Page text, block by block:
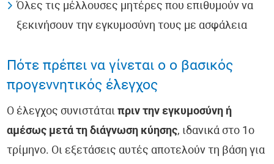
Όλες τις μέλλουσες μητέρες που επιθυμούν να
ξεκινήσουν την εγκυμοσύνη τους με ασφάλεια
Πότε πρέπει να γίνεται ο ο βασικός
προγεννητικός έλεγχος
Ο έλεγχος συνιστάταιπριν την εγκυμοσύνη ή
αμέσως μετά τη διάγνωση κύησης, ιδανικά στο 1ο
τρίμηνο. Οι εξετάσεις αυτές αποτελούν τη βάση για